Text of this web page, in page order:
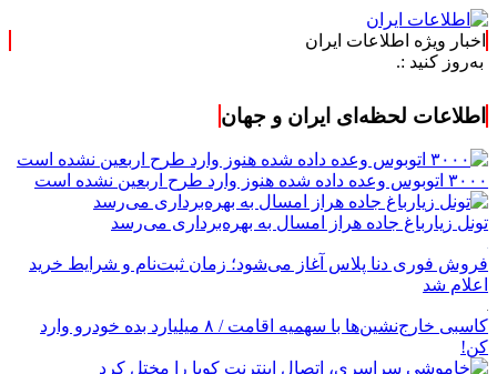
اخبار ویژه اطلاعات ایران
اطلاعات لحظه‌ای ایران و جهان
۳۰۰۰ اتوبوس وعده داده شده هنوز وارد طرح اربعین نشده است
تونل زیارباغ جاده هراز امسال به بهره‌برداری می‌رسد
فروش فوری دنا پلاس آغاز می‌شود؛ زمان ثبت‌نام و شرایط خرید
اعلام شد
کاسبی خارج‌نشین‌ها با سهمیه اقامت / ۸ میلیارد بده خودرو وارد
کن!